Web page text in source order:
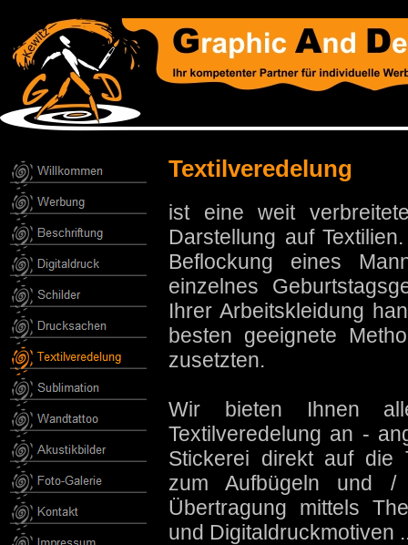
Textilveredelung
ist eine weit
Darstellung auf
Beflockung eines
einzelnes
Ihrer Arbeitskleidung
besten geeignete
zusetzten.
Wir bieten Ihnen
Textilveredelung an -
Stickerei direkt auf die
zum Aufbügeln und
Übertragung mittels
und Digitaldruckmotiven